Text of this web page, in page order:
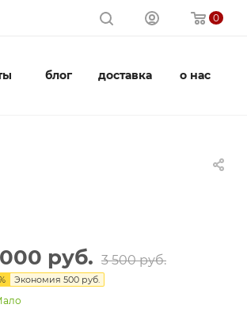
0
блог доставка о нас
руб. 3 500руб.
Экономия 500 руб.